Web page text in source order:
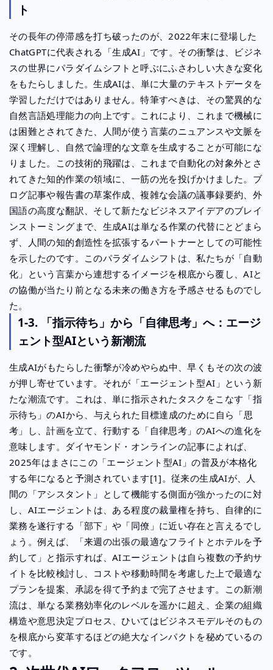
ト
その長年の停滞感を打ち破ったのが、2022年末に登場した
ChatGPTに代表される「生成AI」です。その衝撃は、ビジネ
スの世界にパラダイムシフトと呼ぶにふさわしい大きな変化
をもたらしました。生成AIは、単に大量のテキストデータを
学習しただけではありません。特筆すべきは、その驚異的な
自然言語処理能力の向上です。これにより、これまで機械に
は困難とされてきた、人間が使う言葉のニュアンスや文脈を
深く理解し、自然で論理的な文章を生成することが可能にな
りました。この技術的飛躍は、これまで自動化の対象外とさ
れてきた知的作業の領域に、一筋の光を投げかけました。ブ
ログ記事や報告書の草案作成、複雑な会議の議事録要約、外
国語の高度な翻訳、そして新たなビジネスアイデアのブレイ
ンストーミングまで、生成AIは単なる作業の代替にとどまら
ず、人間の知的創造性を拡張するパートナーとしての可能性
を示したのです。このパラダイムシフトは、私たちが「自動
化」という言葉から連想するイメージを根底から覆し、AIと
の協働が当たり前となる未来の働き方を予感させるものでし
た。
1-3. 「指示待ち」から「自律思考」へ：エージ
ェント型AIという新潮流
生成AIがもたらした衝撃が冷めやらぬ中、早くもその次の波
が押し寄せています。それが「エージェント型AI」という新
たな潮流です。これは、単に指示されたタスクをこなす「指
示待ち」のAIから、与えられた目標達成のために自ら「思
考」し、計画を立て、行動する「自律思考」のAIへの進化を
意味します。ダイヤモンド・オンラインの記事によれば、
2025年はまさにこの「エージェント型AI」の普及が本格化
する年になると予測されています[1]。従来の生成AIが、人
間の「アシスタント」として機能する側面が強かったのに対
し、AIエージェントは、ある程度の裁量権を持ち、自律的に
業務を遂行する「部下」や「同僚」に近い存在と言えるでし
ょう。例えば、「来週の出張の最適なフライトとホテルを予
約して」と指示すれば、AIエージェントは自ら複数の予約サ
イトを比較検討し、コストや移動時間を考慮した上で最適な
プランを提案、承認を得て予約まで完了させます。この新潮
流は、単なる業務効率化のレベルを遥かに超え、企業の組織
構造や意思決定プロセス、ひいてはビジネスモデルそのもの
を根底から変革するほどの絶大なインパクトを秘めているの
です。